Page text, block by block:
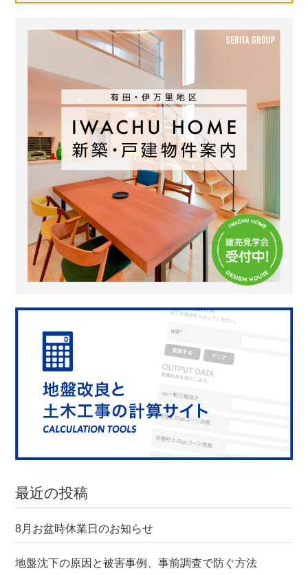
最近の投稿
8月お盆時休業日のお知らせ
地盤沈下の原因と被害事例、事前調査で防ぐ方法